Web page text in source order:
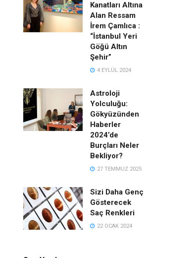
Kanatları Altına
Alan Ressam
İrem Çamlıca :
“İstanbul Yeri
Göğü Altın
Şehir”
4 EYLÜL 2024
Astroloji
Yolculuğu:
Gökyüzünden
Haberler
2024’de
Burçları Neler
Bekliyor?
27 TEMMUZ 2025
Sizi Daha Genç
Gösterecek
Saç Renkleri
22 OCAK 2024